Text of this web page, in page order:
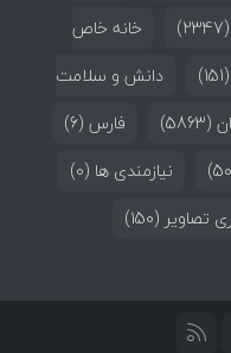
(2347)
خانه خاص
(151)
دانش و سلامت
(5863) فارس (6)
نیازمندی ها (0)
تصاویر (150)